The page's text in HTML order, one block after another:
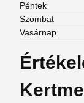
Péntek
Szombat
Vasárnap